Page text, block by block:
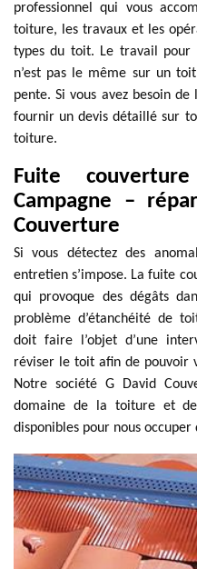
professionnel qui vous
toiture, les travaux et les
types du toit. Le travail pour
n’est pas le même sur un
pente. Si vous avez besoin de
fournir un devis détaillé sur
toiture.
Fuite
Campagne –
Couverture
Si vous détectez des
entretien s’impose. La fuite
qui provoque des dégâts
problème d’étanchéité de
doit faire l’objet d’une
réviser le toit afin de pouvoir
Notre société G David
domaine de la toiture et de
disponibles pour nous